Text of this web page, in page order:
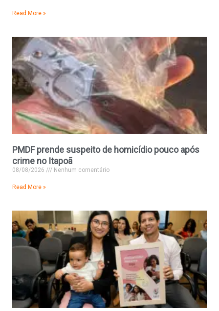
Read More »
PMDF prende suspeito de homicídio pouco após
crime no Itapoã
08/08/2026 Nenhum comentário
Read More »